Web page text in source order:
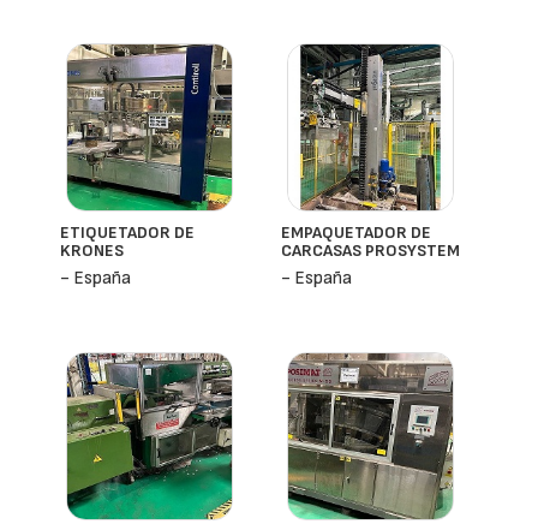
ETIQUETADOR DE
KRONES
- España
EMPAQUETADOR DE
CARCASAS PROSYSTEM
- España